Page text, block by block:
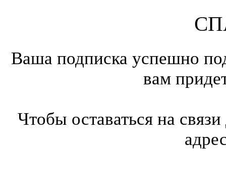
Ваша подписка успешно
вам
Чтобы оставаться на